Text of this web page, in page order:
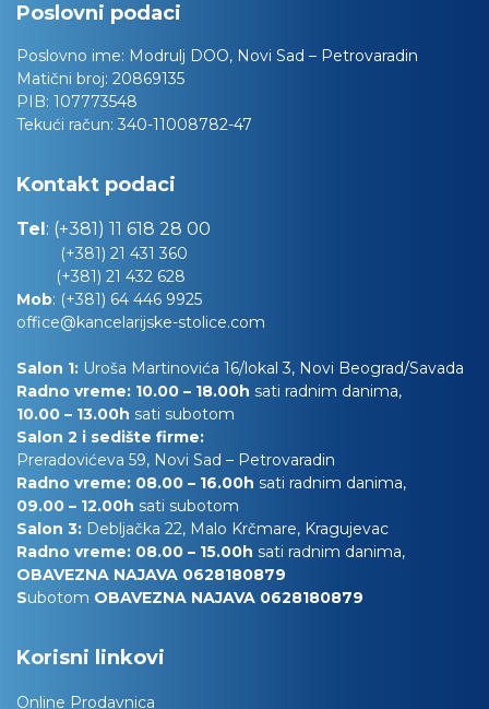
Poslovni podaci
Poslovno ime: Modrulj DOO, Novi Sad – Petrovaradin
Matični broj: 20869135
PIB: 107773548
Tekući račun: 340-11008782-47
Kontakt podaci
Tel: (+381) 11 618 28 00
(+381) 21 431 360
(+381) 21 432 628
Mob: (+381) 64 446 9925
office@kancelarijske-stolice.com
Salon 1: Uroša Martinovića 16/lokal 3, Novi Beograd/Savada
Radno vreme: 10.00 – 18.00h sati radnim danima,
10.00 – 13.00h sati subotom
Salon 2 i sedište firme:
Preradovićeva 59, Novi Sad – Petrovaradin
Radno vreme: 08.00 – 16.00h sati radnim danima,
09.00 – 12.00h sati subotom
Salon 3: Debljačka 22, Malo Krčmare, Kragujevac
Radno vreme: 08.00 – 15.00h sati radnim danima,
OBAVEZNA NAJAVA 0628180879
Subotom OBAVEZNA NAJAVA 0628180879
Korisni linkovi
Online Prodavnica